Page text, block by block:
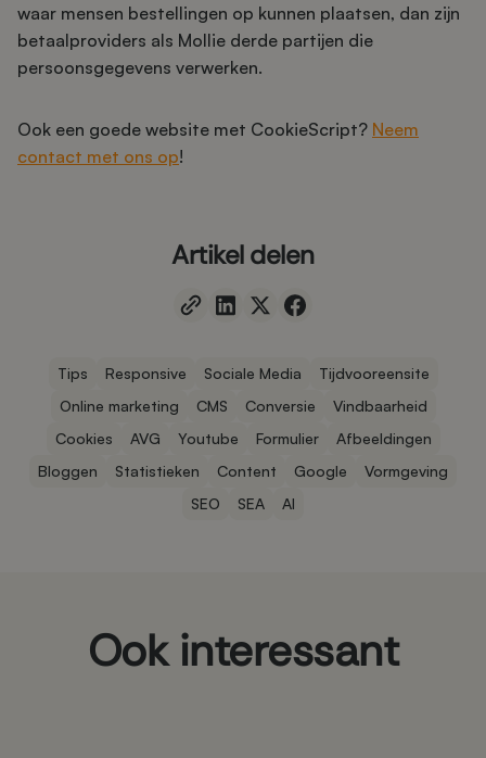
waar mensen bestellingen op kunnen plaatsen, dan zijn
betaalproviders als Mollie derde partijen die
persoonsgegevens verwerken.
Ook een goede website met CookieScript? Neem
contact met ons op!
Artikel delen
Tips Responsive Sociale Media
Tijdvooreensite
Online marketing
CMS Conversie
Vindbaarheid
Cookies
AVG Youtube Formulier
Afbeeldingen
Bloggen
Statistieken Content Google
Vormgeving
SEO
SEA AI
Ook interessant